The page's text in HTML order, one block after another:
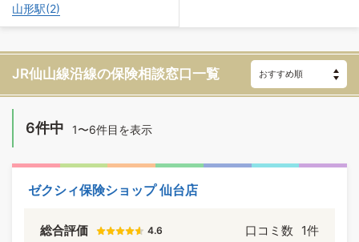
山形駅(2)
JR仙山線沿線の保険相談窓口一覧
6件中 1〜6件目を表示
ゼクシィ保険ショップ 仙台店
総合評価 4.6 口コミ数 1件